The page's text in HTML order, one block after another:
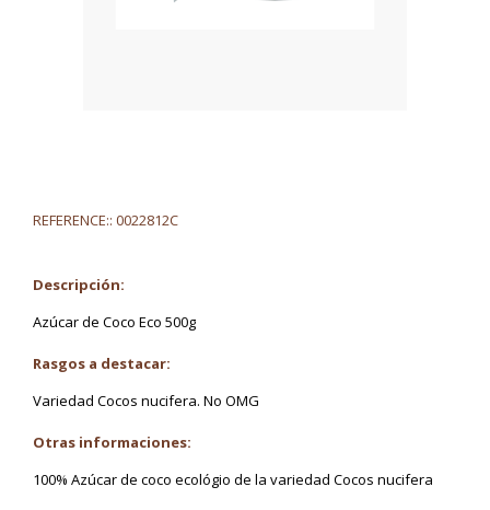
REFERENCE:: 0022812C
Descripción:
Azúcar de Coco Eco 500g
Rasgos a destacar:
Variedad Cocos nucifera. No OMG
Otras informaciones:
100% Azúcar de coco ecológio de la variedad Cocos nucifera